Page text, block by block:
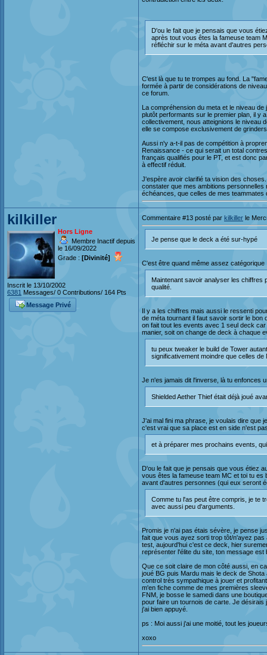
D'ou le fait que je pensais que vous
après tout vous êtes la fameuse team
réfléchir sur le méta avant d'autres
C'est là que tu te trompes au fond. La
formée à partir de considérations de
ce forum.
La compréhension du meta et le niveau
plutôt performants sur le premier plan, il y
collectivement, nous atteignions le niveau
elle se compose exclusivement de
Aussi n'y a-t-il pas de compétition à
Renaissance - ce qui serait un total
français qualifiés pour le PT, et est donc
à effectif réduit.
J'espère avoir clarifié ta vision des
constater que mes ambitions
échéances, que celles de mes teammates
kilkiller
Hors Ligne
Membre Inactif depuis
le 16/09/2022
Grade : [Divinité]
Inscrit le 13/10/2002
6381 Messages/ 0 Contributions/ 164 Pts
Message Privé
Commentaire #13 posté par kilkiller le
Je pense que le deck a été sur-hypé
C'est être quand même assez catégorique
Maintenant savoir analyser les chiffres
qualité.
Il y a les chiffres mais aussi le ressenti
de méta tournant il faut savoir sortir le bon
on fait tout les events avec 1 seul deck
manier, soit on change de deck à chaque
tu peux tweaker le build de Tower
significativement moindre que celles de
Je n'es jamais dit l'inverse, là tu enfonces
Shielded Aether Thief était déjà joué
J'ai mal fini ma phrase, je voulais dire que
c'est vrai que sa place est en side n'est
et à préparer mes prochains events,
D'ou le fait que je pensais que vous étiez
vous êtes la fameuse team MC et toi tu
avant d'autres personnes (qui eux seront
Comme tu l'as peut être compris, je te
avec aussi peu d'arguments.
Promis je n'ai pas étais sévère, je pense
fait que vous ayez sorti trop tôt/n'ayez
test, aujourd'hui c'est ce deck, hier
représenter l'élite du site, ton message est
Que ce soit claire de mon côté aussi, en
joué BG puis Mardu mais le deck de
control très sympathique à jouer et
m'en fiche comme de mes premières
FNM, je bosse le samedi dans une
pour faire un tournois de carte. Je désirais
j'ai bien appuyé.
ps : Moi aussi j'ai une moitié, tout les
xoxo